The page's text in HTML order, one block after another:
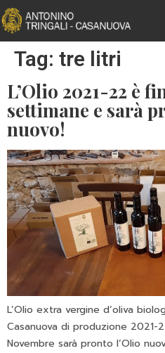
Tag: tre litri
L’Olio 2021-22 è
settimane e sarà
nuovo!
L’Olio extra vergine d’oliva
Casanuova di produzione 2021-
Novembre sarà pronto l’Olio